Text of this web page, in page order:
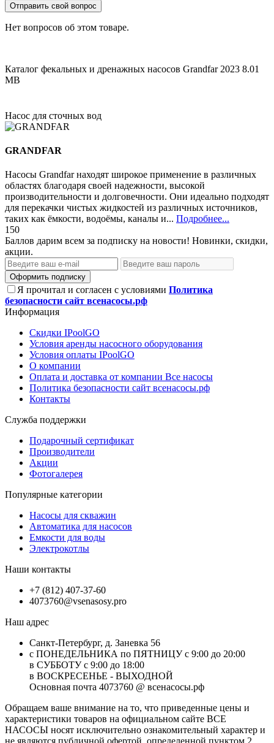
Отправить свой вопрос
Нет вопросов об этом товаре.
Каталог фекальных и дренажных насосов Grandfar 2023 8.01
MB
Насос для сточных вод
GRANDFAR
Насосы Grandfar находят широкое применение в различных
областях благодаря своей надежности, высокой
производительности и долговечности. Они идеально подходят
для перекачки чистых жидкостей из различных источников,
таких как ёмкости, водоёмы, каналы и... Подробнее...
150
Баллов дарим всем за подписку на новости! Новинки, скидки,
акции.
Оформить подписку
Я прочитал и согласен с условиями Политика
безопасности сайт всенасосы.рф
Информация
Скидки IPoolGO
Условия аренды насосного оборудования
Условия оплаты IPoolGO
О компании
Оплата и доставка от компании Все насосы
Политика безопасности сайт всенасосы.рф
Контакты
Служба поддержки
Подарочный сертификат
Производители
Акции
Фотогалерея
Популярные категории
Насосы для скважин
Автоматика для насосов
Емкости для воды
Электрокотлы
Наши контакты
+7 (812) 407-37-60
4073760@vsenasosy.pro
Наш адрес
Санкт-Петербург, д. Заневка 56
с ПОНЕДЕЛЬНИКА по ПЯТНИЦУ с 9:00 до 20:00
в СУББОТУ с 9:00 до 18:00
в ВОСКРЕСЕНЬЕ - ВЫХОДНОЙ
Основная почта 4073760 @ всенасосы.рф
Обращаем ваше внимание на то, что приведенные цены и
характеристики товaров на официальном сайте ВСЕ
НАСОСЫ носят исключитeльно ознакомительный характер и